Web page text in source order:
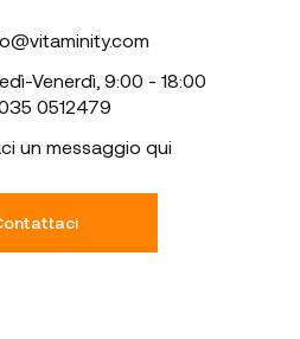
Venerdì 9:00 - 18:00
0512479
un messaggio qui